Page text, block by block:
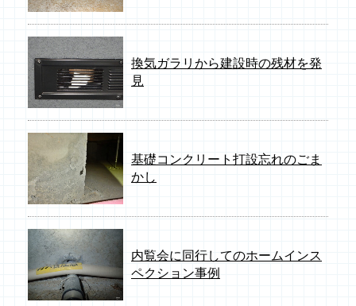
換気ガラリから建設時の残材を発
見
基礎コンクリート打設忘れのごま
かし
内覧会に同行してのホームインス
ペクション事例